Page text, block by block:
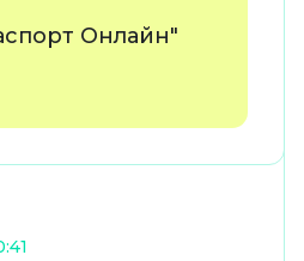
Онлайн"